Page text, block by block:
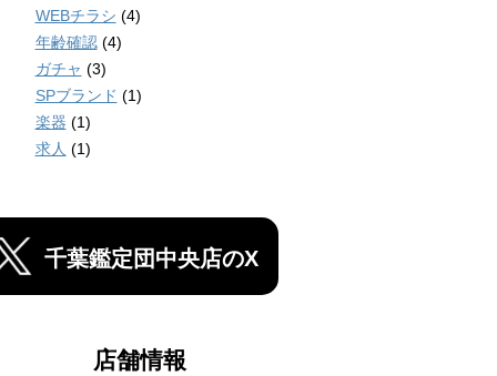
WEBチラシ (4)
年齢確認(4)
ガチャ (3)
SPブランド (1)
楽器 (1)
求人 (1)
千葉鑑定団中央店のX
店舗情報